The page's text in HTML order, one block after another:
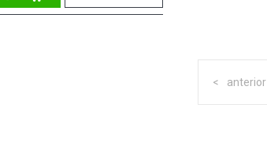
anterior